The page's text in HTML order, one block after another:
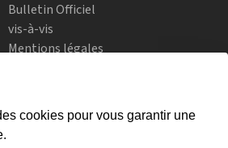
Bulletin Officiel
vis-à-vis
Mentions légales